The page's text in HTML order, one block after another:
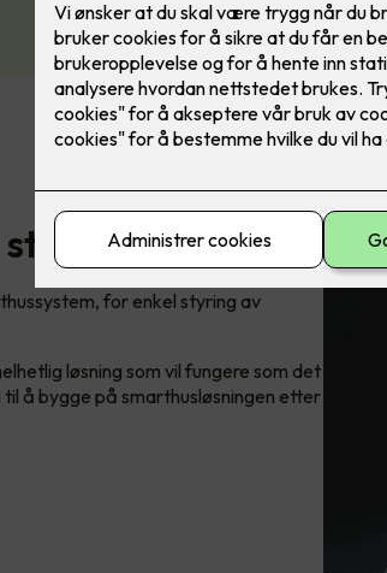
av boligen
for enkel styring av
løsning som vil fungere som det
å bygge på smarthusløsningen etter